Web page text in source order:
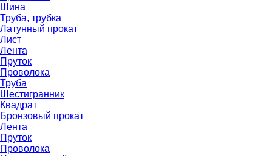
Шина
Труба, трубка
Латунный прокат
Лист
Лента
Пруток
Проволока
Труба
Шестигранник
Квадрат
Бронзовый прокат
Лента
Пруток
Проволока